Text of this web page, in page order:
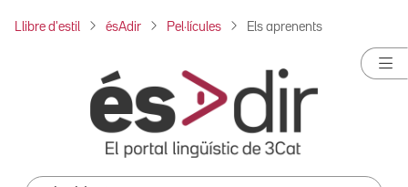
Llibre d'estil ésAdir Pel·lícules Els aprenents